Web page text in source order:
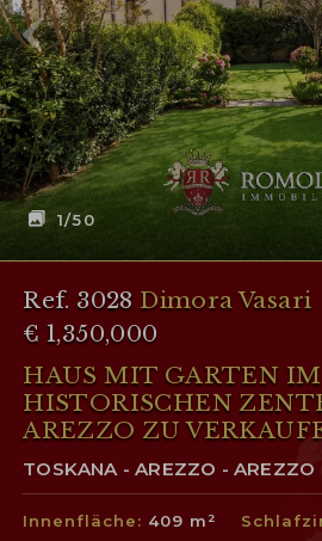
1/50
Ref. 3028 Dimora Vasari
€ 1,350,000
HAUS MIT GARTEN IM
HISTORISCHEN
AREZZO ZU
TOSKANA - AREZZO - AREZZO
Innenfläche: 409 m²